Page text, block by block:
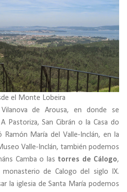
el Monte Lobeira
de Arousa, en donde se
Pastoriza, San Cibrán o la Casa do
Ramón María del Valle-Inclán, en la
Valle-Inclán, también podemos
Camba o las torres de Cálogo,
de Calogo del siglo IX.
la iglesia de Santa María podemos